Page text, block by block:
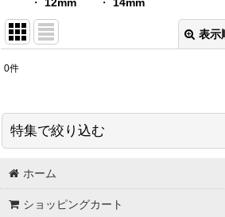
表示
在庫あり
並び順:
0件
特集で絞り込む
スワロフスキー＃5328 グロス販売
秋特集
ホーム
ショッピングカート